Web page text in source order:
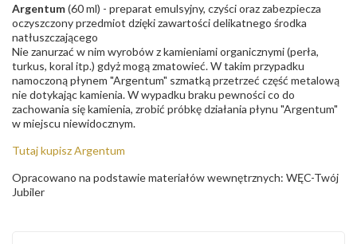
Argentum(60 ml) - preparat emulsyjny, czyści oraz zabezpiecza
oczyszczony przedmiot dzięki zawartości delikatnego środka
natłuszczającego
Nie zanurzać w nim wyrobów z kamieniami organicznymi (perła,
turkus, koral itp.) gdyż mogą zmatowieć. W takim przypadku
namoczoną płynem "Argentum" szmatką przetrzeć część metalową
nie dotykając kamienia. W wypadku braku pewności co do
zachowania się kamienia, zrobić próbkę działania płynu "Argentum"
w miejscu niewidocznym.
Tutaj kupisz Argentum
Opracowano na podstawie materiałów wewnętrznych: WĘC-Twój
Jubiler